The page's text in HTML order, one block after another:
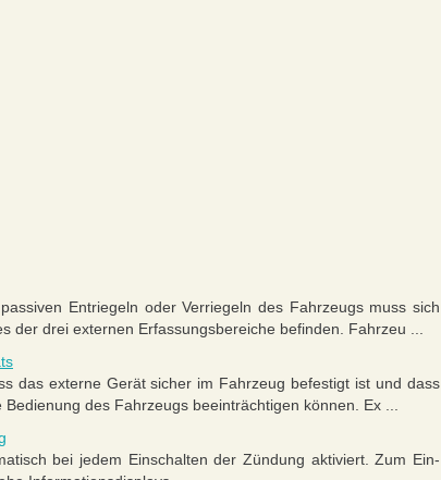
Entriegeln oder Verriegeln des Fahrzeugs muss sich
der drei externen Erfassungsbereiche befinden. Fahrzeu ...
das externe Gerät sicher im Fahrzeug befestigt ist und dass
des Fahrzeugs beeinträchtigen können. Ex ...
bei jedem Einschalten der Zündung aktiviert. Zum Ein-